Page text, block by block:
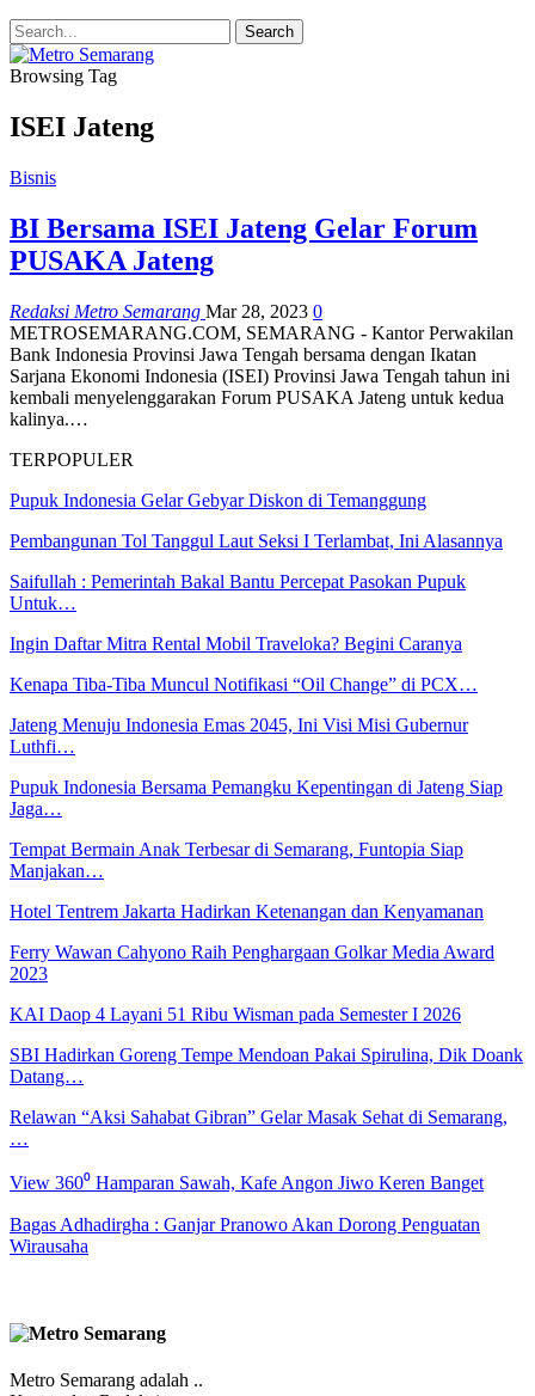
Browsing Tag
ISEI Jateng
Bisnis
BI Bersama ISEI Jateng Gelar Forum
PUSAKA Jateng
Redaksi Metro Semarang Mar 28, 2023 0
METROSEMARANG.COM, SEMARANG - Kantor Perwakilan
Bank Indonesia Provinsi Jawa Tengah bersama dengan Ikatan
Sarjana Ekonomi Indonesia (ISEI) Provinsi Jawa Tengah tahun ini
kembali menyelenggarakan Forum PUSAKA Jateng untuk kedua
kalinya.…
TERPOPULER
Pupuk Indonesia Gelar Gebyar Diskon di Temanggung
Pembangunan Tol Tanggul Laut Seksi I Terlambat, Ini Alasannya
Saifullah : Pemerintah Bakal Bantu Percepat Pasokan Pupuk
Untuk…
Ingin Daftar Mitra Rental Mobil Traveloka? Begini Caranya
Kenapa Tiba-Tiba Muncul Notifikasi “Oil Change” di PCX…
Jateng Menuju Indonesia Emas 2045, Ini Visi Misi Gubernur
Luthfi…
Pupuk Indonesia Bersama Pemangku Kepentingan di Jateng Siap
Jaga…
Tempat Bermain Anak Terbesar di Semarang, Funtopia Siap
Manjakan…
Hotel Tentrem Jakarta Hadirkan Ketenangan dan Kenyamanan
Ferry Wawan Cahyono Raih Penghargaan Golkar Media Award
2023
KAI Daop 4 Layani 51 Ribu Wisman pada Semester I 2026
SBI Hadirkan Goreng Tempe Mendoan Pakai Spirulina, Dik Doank
Datang…
Relawan “Aksi Sahabat Gibran” Gelar Masak Sehat di Semarang,
…
View 360⁰ Hamparan Sawah, Kafe Angon Jiwo Keren Banget
Bagas Adhadirgha : Ganjar Pranowo Akan Dorong Penguatan
Wirausaha
Metro Semarang adalah ..